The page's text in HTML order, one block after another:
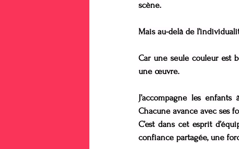
scène.
Mais au-delà de
Car une seule couleur est
une œuvre.
J’accompagne les
Chacune avance avec ses
C’est dans cet esprit
confiance partagée, une